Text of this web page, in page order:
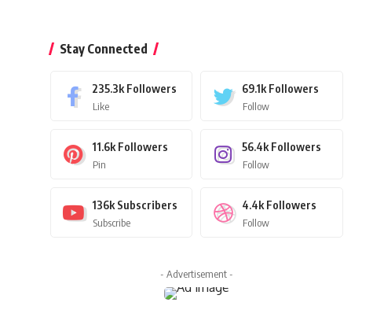
Stay Connected
235.3k Followers
Like
69.1k Followers
Follow
11.6k Followers
Pin
56.4k Followers
Follow
136k Subscribers
Subscribe
4.4k Followers
Follow
- Advertisement -